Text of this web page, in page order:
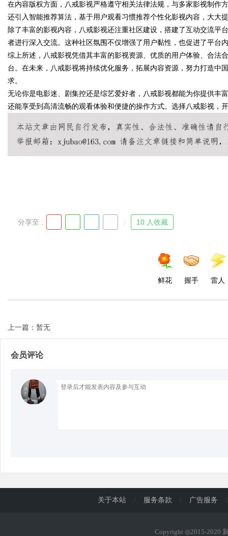
!
在内容版权方面，八戒影视严格遵守相关法律法规，与多家影视制作
还引入智能推荐算法，基于用户观看习惯推荐个性化影视内容，大大
除了丰富的影视内容，八戒影视还注重社区建设，搭建了互动交流平
者进行深入交流。这种社区氛围不仅增强了用户黏性，也促进了平台
综上所述，八戒影视凭借其丰富的影视资源、优质的用户体验、合法
台。在未来，八戒影视将持续优化服务，拓展内容资源，努力打造中
求。
无论你是电影迷、剧集控还是综艺爱好者，八戒影视都能为你提供丰
还能享受到高清流畅的观看体验和便捷的操作方式。选择八戒影视，
分享至 : 10 人收藏
鲜花 握手 雷人
上一篇：暂无
会员评论
关于本站 / 服务条款 / 广告服务 /
Copyright ◎2015-2020